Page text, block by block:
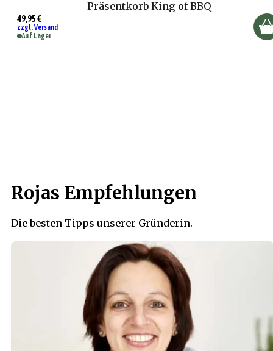
Präsentkorb King of BBQ
49,95 €
zzgl. Versand
Auf Lager
Rojas Empfehlungen
Die besten Tipps unserer Gründerin.